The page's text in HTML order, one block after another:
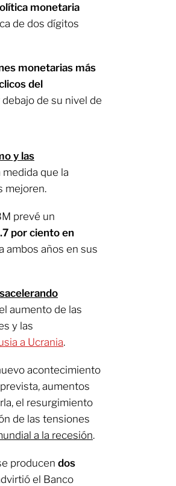
monetaria
de dos dígitos
monetarias más
del
de su nivel de
y las
medida que la
mejoren.
prevé un
por ciento en
ambos años en sus
aumento de las
y las
a Ucrania.
acontecimiento
aumentos
el resurgimiento
de las tensiones
a la recesión.
producen dos
el Banco